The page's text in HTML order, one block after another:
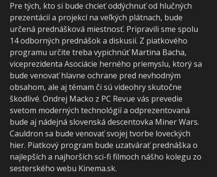
Pre tých, kto si bude chcieť oddýchnuť od hlučných
prezentácií a projekcí na veľkých plátnach, bude
určená prednášková miestnosť. Pripravili sme spolu
14 odborných prednášok a diskusií. Z piatkového
programu určite treba vypichnúť Martina Bacha,
viceprezidenta Asociácie herného priemyslu, ktorý sa
bude venovať hlavne ochrane pred nevhodným
obsahom, ale aj témam či sú videohry skutočne
škodlivé. Ondrej Macko z PC Revue vás prevedie
svetom moderných technológií a odprezentovaná
bude aj nádejná slovenská descentovka Miner Wars.
Cauldron sa bude venovať svojej tvorbe loveckých
hier. Piatkový program bude uzatvárať prednáška o
najlepších a najhorších sci-fi filmoch nášho kolegu zo
sesterského webu Kinema.sk.